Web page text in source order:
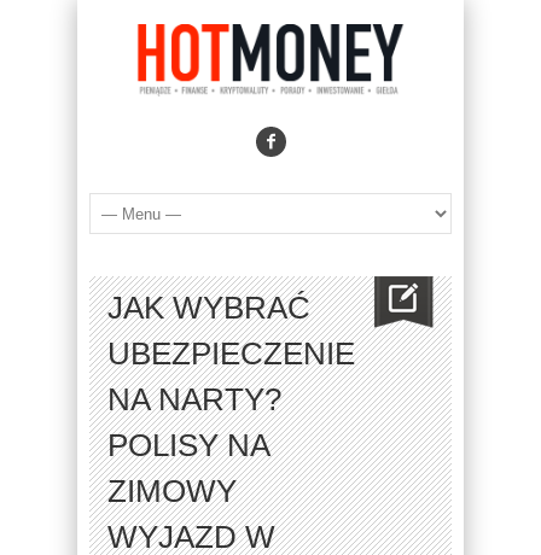
JAK WYBRAĆ
UBEZPIECZENIE
NA NARTY?
POLISY NA
ZIMOWY
WYJAZD W